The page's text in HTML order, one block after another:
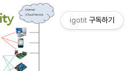
igotit 구독하기